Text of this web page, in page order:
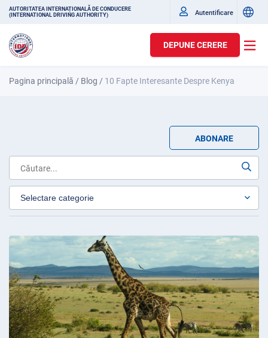
AUTORITATEA INTERNAȚIONALĂ DE CONDUCERE
(INTERNATIONAL DRIVING AUTHORITY)
Autentificare
DEPUNE CERERE
Pagina principală / Blog / 10 Fapte Interesante Despre Kenya
ABONARE